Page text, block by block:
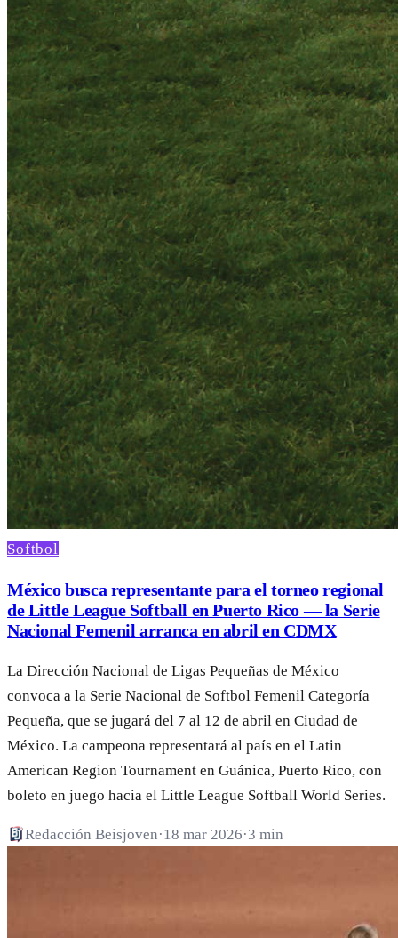
Softbol
México busca representante para el torneo regional
de Little League Softball en Puerto Rico — la Serie
Nacional Femenil arranca en abril en CDMX
La Dirección Nacional de Ligas Pequeñas de México
convoca a la Serie Nacional de Softbol Femenil Categoría
Pequeña, que se jugará del 7 al 12 de abril en Ciudad de
México. La campeona representará al país en el Latin
American Region Tournament en Guánica, Puerto Rico, con
boleto en juego hacia el Little League Softball World Series.
Redacción Beisjoven·18 mar 2026·3 min